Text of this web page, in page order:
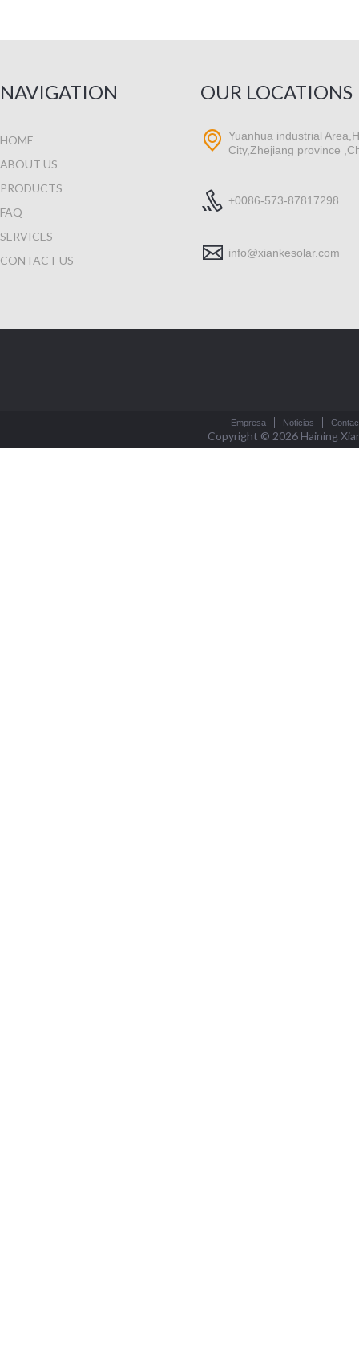
NAVIGATION
HOME
ABOUT US
PRODUCTS
FAQ
SERVICES
CONTACT US
OUR LOCATIONS
Yuanhua industrial
City,Zhejiang province
+0086-573-87817298
info@xiankesolar.com
Empresa Noticias
Copyright © 2026 Haining